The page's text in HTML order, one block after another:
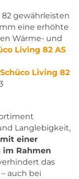
gewährleisten
eine erhöhte
Wärme- und
Living 82 AS
Schüco Living 82
Langlebigkeit,
einer
Rahmen
das
auch bei